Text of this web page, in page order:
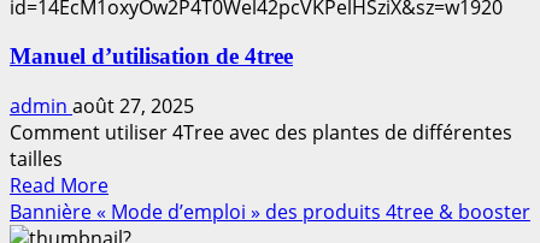
agriculteur
répond
sans
détour!
Combien
de
faut-
il
Manuel
de
Manuel d’utilisation de 4tree
admin août 27, 2025
Comment utiliser 4Tree avec des plantes de différentes
tailles
Read MoreRead
more
about
Bannière « Mode d’emploi » des produits 4tree & booster